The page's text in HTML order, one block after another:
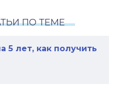
ПО ТЕМЕ
5 лет, как получить